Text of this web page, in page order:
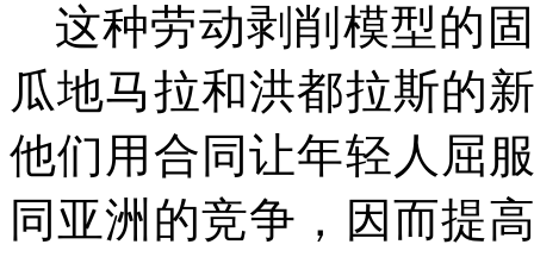
这种劳动剥削模型的
瓜地马拉和洪都拉斯的
他们用合同让年轻人屈
同亚洲的竞争，因而提